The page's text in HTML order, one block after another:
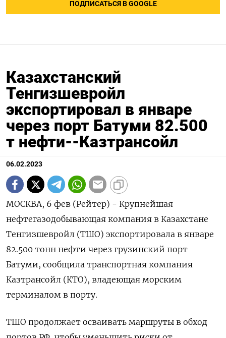
ПОДПИСАТЬСЯ В GOOGLE
Казахстанский
Тенгизшевройл
экспортировал в январе
через порт Батуми 82.500
т нефти--Казтрансойл
06.02.2023
МОСКВА, 6 фев (Рейтер) - Крупнейшая
нефтегазодобывающая компания в Казахстане
Тенгизшевройл (ТШО) экспортировала в январе
82.500 тонн нефти через грузинский порт
Батуми, сообщила транспортная компания
Казтрансойл (КТО), владеющая морским
терминалом в порту.
ТШО продолжает осваивать маршруты в обход